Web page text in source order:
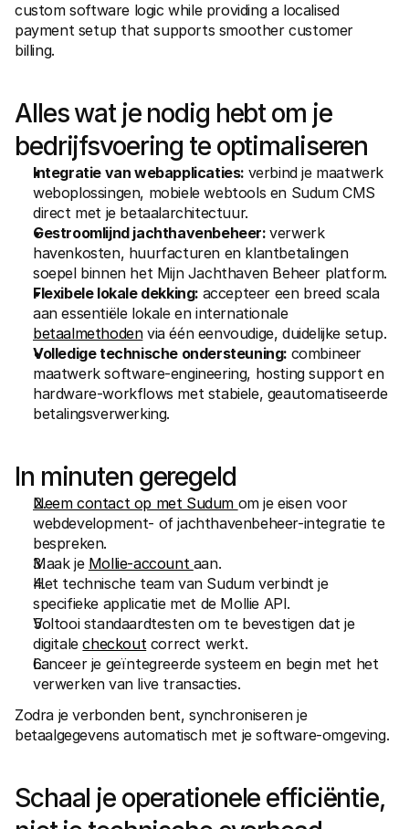
custom software logic while providing a localised
payment setup that supports smoother customer
billing.
Alles wat je nodig hebt om je
bedrijfsvoering te optimaliseren
Integratie van webapplicaties: verbind je maatwerk
weboplossingen, mobiele webtools en Sudum CMS
direct met je betaalarchitectuur.
Gestroomlijnd jachthavenbeheer: verwerk
havenkosten, huurfacturen en klantbetalingen
soepel binnen het Mijn Jachthaven Beheer platform.
Flexibele lokale dekking: accepteer een breed scala
aan essentiële lokale en internationale
betaalmethoden via één eenvoudige, duidelijke setup.
Volledige technische ondersteuning: combineer
maatwerk software-engineering, hosting support en
hardware-workflows met stabiele, geautomatiseerde
betalingsverwerking.
In minuten geregeld
Neem contact op met Sudum om je eisen voor
webdevelopment- of jachthavenbeheer-integratie te
bespreken.
Maak je Mollie-account aan.
Het technische team van Sudum verbindt je
specifieke applicatie met de Mollie API.
Voltooi standaardtesten om te bevestigen dat je
digitale checkout correct werkt.
Lanceer je geïntegreerde systeem en begin met het
verwerken van live transacties.
Zodra je verbonden bent, synchroniseren je
betaalgegevens automatisch met je software-omgeving.
Schaal je operationele efficiëntie,